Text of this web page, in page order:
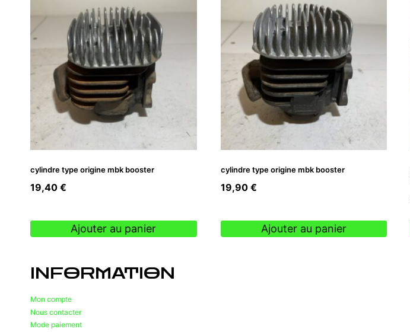
cylindre type origine mbk booster
19,40 €
Ajouter au panier
cylindre type origine mbk booster
19,90 €
Ajouter au panier
INFORMATION
Mon compte
Nous contacter
Mode paiement